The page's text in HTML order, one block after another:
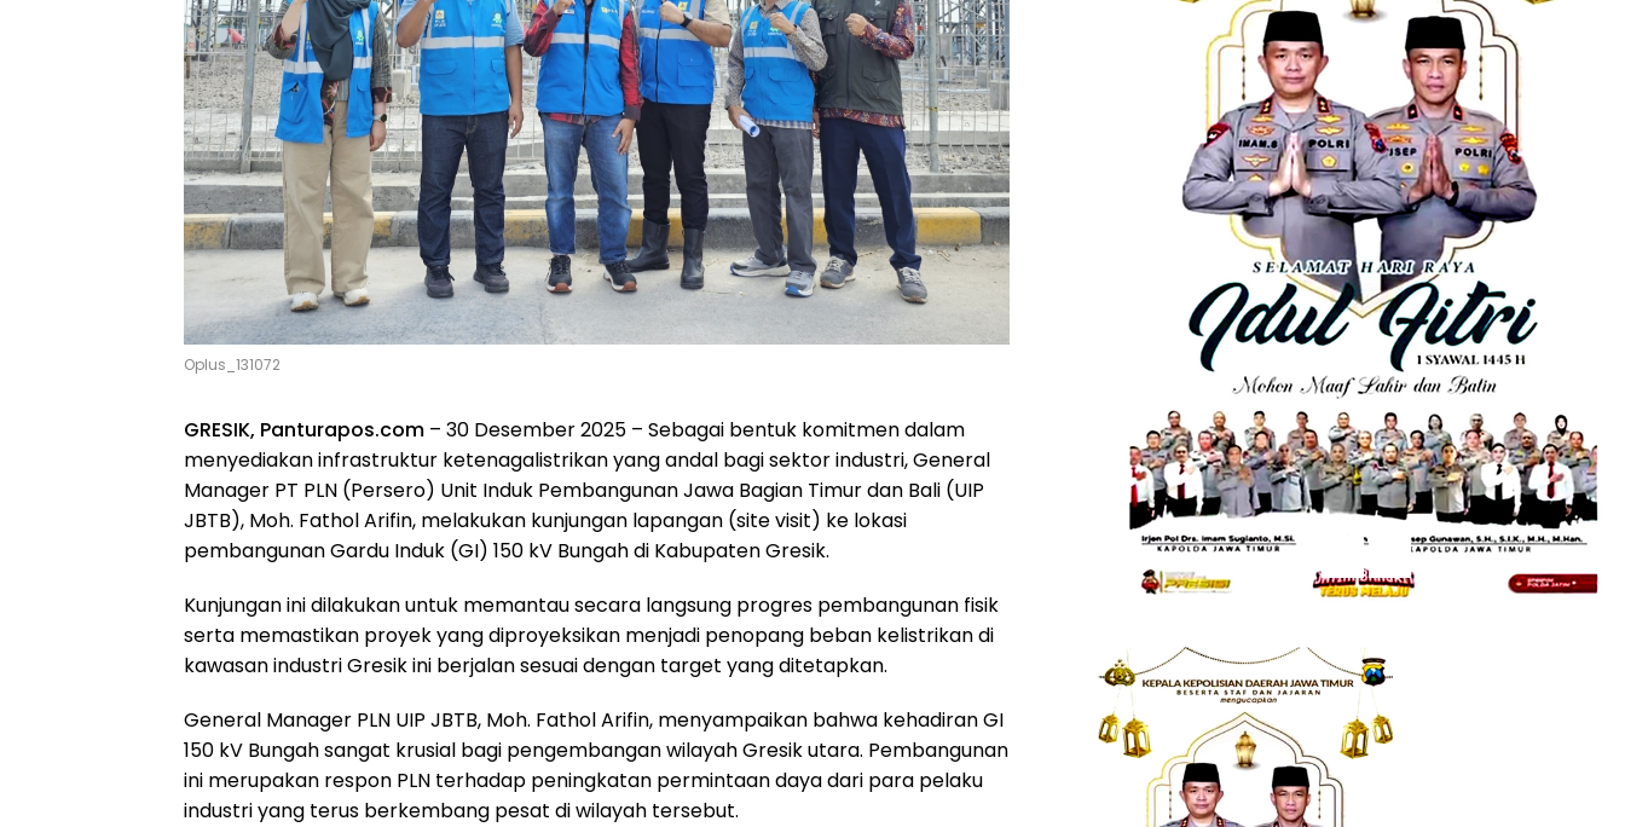
Oplus_131072
GRESIK, Panturapos.com – 30 Desember 2025 – Sebagai bentuk komitmen dalam
menyediakan infrastruktur ketenagalistrikan yang andal bagi sektor industri, General
Manager PT PLN (Persero) Unit Induk Pembangunan Jawa Bagian Timur dan Bali (UIP
JBTB), Moh. Fathol Arifin, melakukan kunjungan lapangan (site visit) ke lokasi
pembangunan Gardu Induk (GI) 150 kV Bungah di Kabupaten Gresik.
Kunjungan ini dilakukan untuk memantau secara langsung progres pembangunan fisik
serta memastikan proyek yang diproyeksikan menjadi penopang beban kelistrikan di
kawasan industri Gresik ini berjalan sesuai dengan target yang ditetapkan.
General Manager PLN UIP JBTB, Moh. Fathol Arifin, menyampaikan bahwa kehadiran GI
150 kV Bungah sangat krusial bagi pengembangan wilayah Gresik utara. Pembangunan
ini merupakan respon PLN terhadap peningkatan permintaan daya dari para pelaku
industri yang terus berkembang pesat di wilayah tersebut.